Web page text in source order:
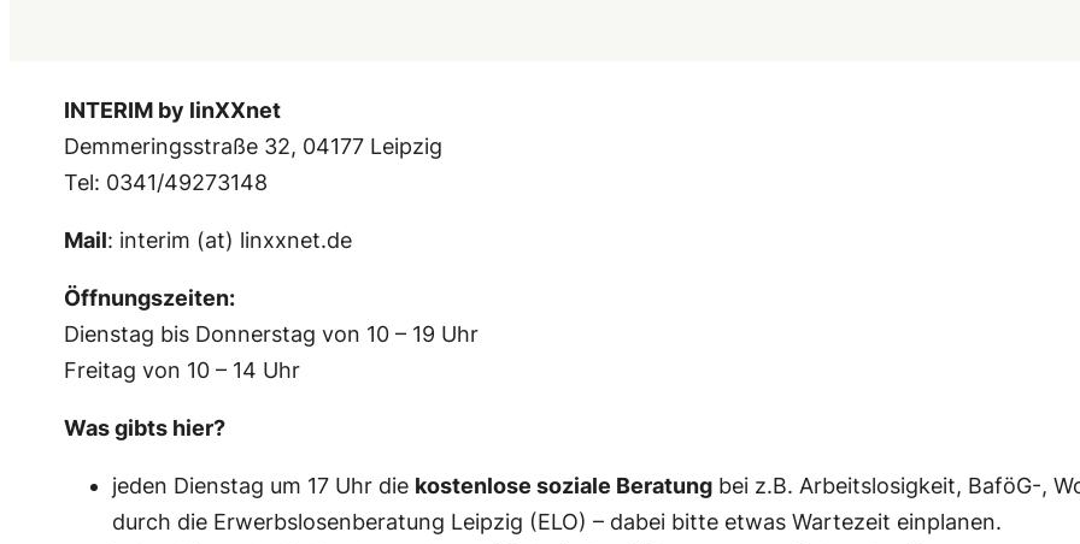
INTERIM by linXXnet
Demmeringsstraße 32, 04177 Leipzig
Tel: 0341/49273148
Mail: interim (at) linxxnet.de
Öffnungszeiten:
Dienstag bis Donnerstag von 10 – 19 Uhr
Freitag von 10 – 14 Uhr
Was gibts hier?
jeden Dienstag um 17 Uhr die kostenlose soziale Beratungbei z.B. Arbeitslosigkeit, BaföG-,
durch die Erwerbslosenberatung Leipzig (ELO) – dabei bitte etwas Wartezeit einplanen.